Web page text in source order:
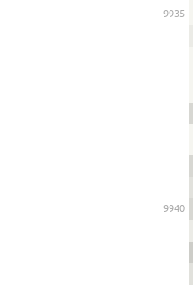
9935
9940